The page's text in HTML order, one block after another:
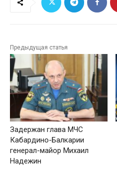
Предыдущая статья
Задержан глава МЧС
Кабардино-Балкарии
генерал-майор Михаил
Надежин